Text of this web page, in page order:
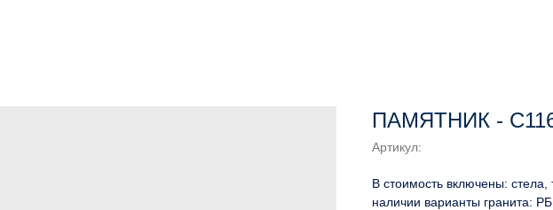
ПАМЯТНИК -
Артикул:
В стоимость включены:
наличии варианты гранита: